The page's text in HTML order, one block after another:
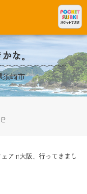
な。
須崎市
アin大阪、行ってきまし